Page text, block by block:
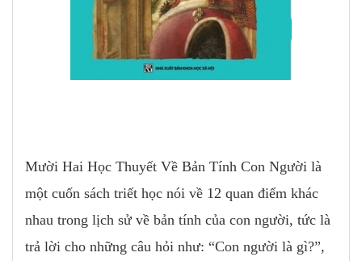
Mười Hai Học Thuyết Về Bản Tính Con Người là
một cuốn sách triết học nói về 12 quan điểm khác
nhau trong lịch sử về bản tính của con người, tức là
trả lời cho những câu hỏi như: “Con người là gì?”,